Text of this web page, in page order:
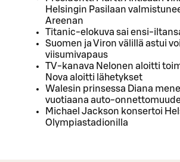
Helsingin Pasilaan
Areenan
Titanic-elokuva sai ensi-
Suomen ja Viron välillä astui
viisumivapaus
TV-kanava Nelonen aloitti
Nova aloitti lähetykset
Walesin prinsessa Diana
vuotiaana auto-
Michael Jackson konsertoi
Olympiastadionilla